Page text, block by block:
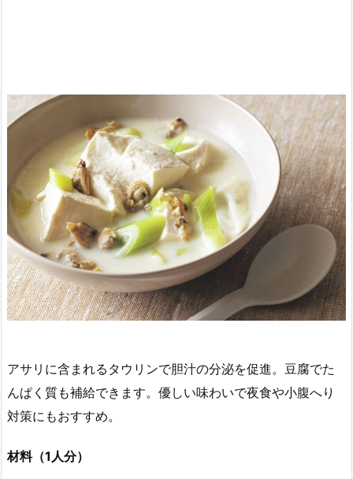
アサリに含まれるタウリンで胆汁の分泌を促進。豆腐でた
んぱく質も補給できます。優しい味わいで夜食や小腹へり
対策にもおすすめ。
材料（1人分）